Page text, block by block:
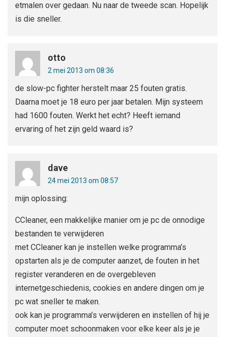
etmalen over gedaan. Nu naar de tweede scan. Hopelijk
is die sneller.
otto
2 mei 2013 om 08:36
de slow-pc fighter herstelt maar 25 fouten gratis.
Daarna moet je 18 euro per jaar betalen. Mijn systeem
had 1600 fouten. Werkt het echt? Heeft iemand
ervaring of het zijn geld waard is?
dave
24 mei 2013 om 08:57
mijn oplossing:
CCleaner, een makkelijke manier om je pc de onnodige
bestanden te verwijderen
met CCleaner kan je instellen welke programma’s
opstarten als je de computer aanzet, de fouten in het
register veranderen en de overgebleven
internetgeschiedenis, cookies en andere dingen om je
pc wat sneller te maken.
ook kan je programma’s verwijderen en instellen of hij je
computer moet schoonmaken voor elke keer als je je